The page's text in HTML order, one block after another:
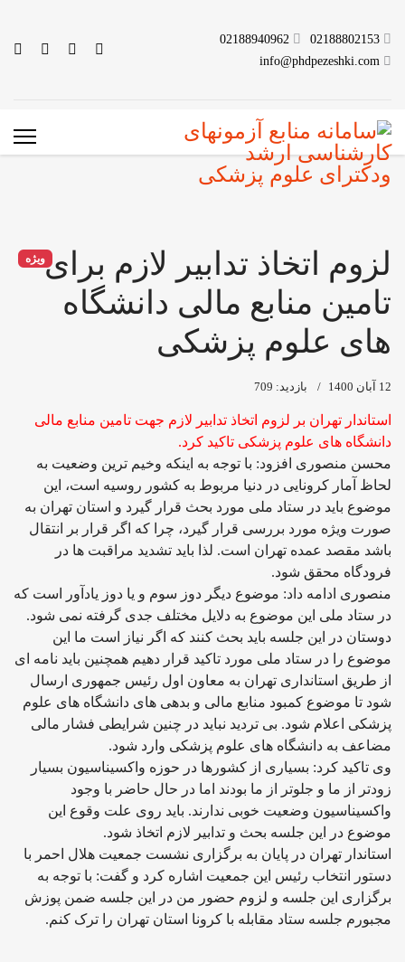
02188802153
02188940962
info@phdpezeshki.com
ویژهلزوم اتخاذ تدابیر لازم برای
تامین منابع مالی دانشگاه
های علوم پزشکی
12 آبان 1400 بازدید: 709
استاندار تهران بر لزوم اتخاذ تدابیر لازم جهت تامین منابع مالی
دانشگاه های علوم پزشکی تاکید کرد.
محسن منصوری افزود: با توجه به اینکه وخیم ترین وضعیت به
لحاظ آمار کرونایی در دنیا مربوط به کشور روسیه است، این
موضوع باید در ستاد ملی مورد بحث قرار گیرد و استان تهران به
صورت ویژه مورد بررسی قرار گیرد، چرا که اگر قرار بر انتقال
باشد مقصد عمده تهران است. لذا باید تشدید مراقبت ها در
فرودگاه محقق شود.
منصوری ادامه داد: موضوع دیگر دوز سوم و یا دوز یادآور است که
در ستاد ملی این موضوع به دلایل مختلف جدی گرفته نمی شود.
دوستان در این جلسه باید بحث کنند که اگر نیاز است ما این
موضوع را در ستاد ملی مورد تاکید قرار دهیم همچنین باید نامه ای
از طریق استانداری تهران به معاون اول رئیس جمهوری ارسال
شود تا موضوع کمبود منابع مالی و بدهی های دانشگاه های علوم
پزشکی اعلام شود. بی تردید نباید در چنین شرایطی فشار مالی
مضاعف به دانشگاه های علوم پزشکی وارد شود.
وی تاکید کرد: بسیاری از کشورها در حوزه واکسیناسیون بسیار
زودتر از ما و جلوتر از ما بودند اما در حال حاضر با وجود
واکسیناسیون وضعیت خوبی ندارند. باید روی علت وقوع این
موضوع در این جلسه بحث و تدابیر لازم اتخاذ شود.
استاندار تهران در پایان به برگزاری نشست جمعیت هلال احمر با
دستور انتخاب رئیس این جمعیت اشاره کرد و گفت: با توجه به
برگزاری این جلسه و لزوم حضور من در این جلسه ضمن پوزش
مجبورم جلسه ستاد مقابله با کرونا استان تهران را ترک کنم.